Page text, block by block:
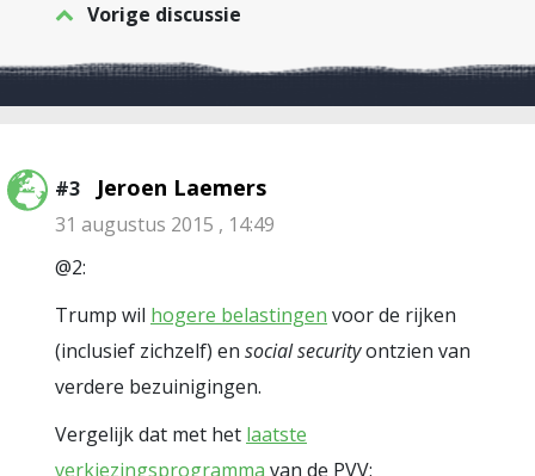
Vorige discussie
#3 Jeroen Laemers
31 augustus 2015 , 14:49
@2:
Trump wil hogere belastingen voor de rijken
(inclusief zichzelf) en social securityontzien van
verdere bezuinigingen.
Vergelijk dat met het laatste
verkiezingsprogramma van de PVV: